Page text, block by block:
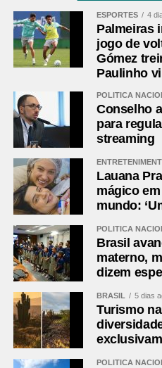
ESPORTES 4
Palmeiras
jogo de
Gómez
Paulinho
POLÍTICA
Conselho
para
streaming
Lauana
mágico
mundo:
POLÍTICA
Brasil
materno,
dizem
BRASIL 5 dias
Turismo
POLÍTICA